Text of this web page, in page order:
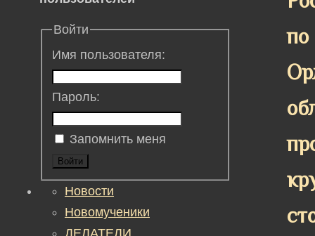
по
Войти
Имя пользователя:
Пароль:
Запомнить меня
Войти
Новости
Новомученики
ДЕЛАТЕЛИ